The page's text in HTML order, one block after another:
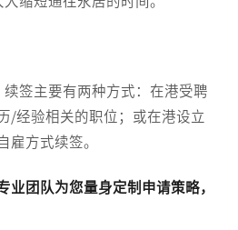
签主要有两种方式：在港受聘
/经验相关的职位；或在港设立
雇方式续签。
业团队为您量身定制申请策略，